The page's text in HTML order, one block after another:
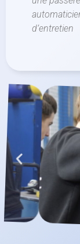
d’entretien